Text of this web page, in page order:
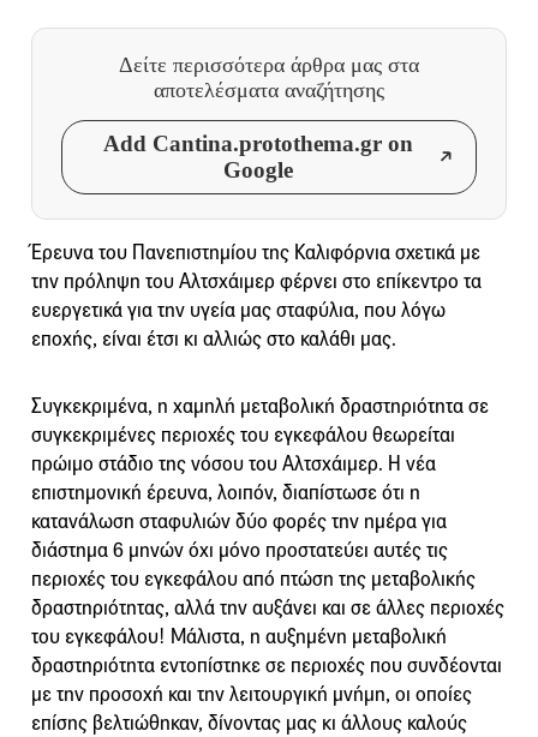
Δείτε περισσότερα άρθρα μας στα
αποτελέσματα αναζήτησης
Add Cantina.protothema.gr on
Google
Έρευνα του Πανεπιστημίου της Καλιφόρνια σχετικά με
την πρόληψη του Αλτσχάιμερ φέρνει στο επίκεντρο τα
ευεργετικά για την υγεία μας σταφύλια, που λόγω
εποχής, είναι έτσι κι αλλιώς στο καλάθι μας.
Συγκεκριμένα, η χαμηλή μεταβολική δραστηριότητα σε
συγκεκριμένες περιοχές του εγκεφάλου θεωρείται
πρώιμο στάδιο της νόσου του Αλτσχάιμερ. Η νέα
επιστημονική έρευνα, λοιπόν, διαπίστωσε ότι η
κατανάλωση σταφυλιών δύο φορές την ημέρα για
διάστημα 6 μηνών όχι μόνο προστατεύει αυτές τις
περιοχές του εγκεφάλου από πτώση της μεταβολικής
δραστηριότητας, αλλά την αυξάνει και σε άλλες περιοχές
του εγκεφάλου! Μάλιστα, η αυξημένη μεταβολική
δραστηριότητα εντοπίστηκε σε περιοχές που συνδέονται
με την προσοχή και την λειτουργική μνήμη, οι οποίες
επίσης βελτιώθηκαν, δίνοντας μας κι άλλους καλούς